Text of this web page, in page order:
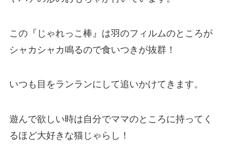
この『じゃれっこ棒』は羽のフィルムのところが
シャカシャカ鳴るので食いつきが抜群！
いつも目をランランにして追いかけてきます。
遊んで欲しい時は自分でママのところに持ってく
るほど大好きな猫じゃらし ！